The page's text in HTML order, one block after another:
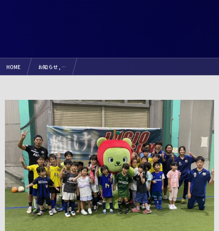
HOME お知らせ , …